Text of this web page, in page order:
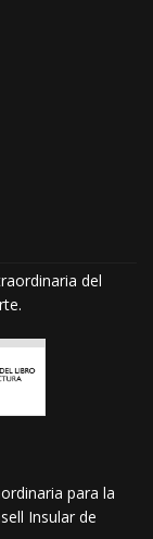
del
para la
Insular de